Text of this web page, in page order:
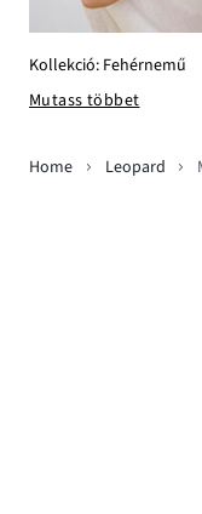
Kollekció: Fehérnemű
Mutass többet
Home Leopard